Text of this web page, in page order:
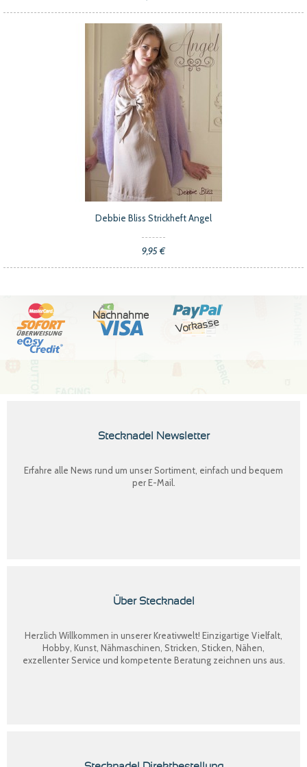
Debbie Bliss Strickheft Angel
9,95 €
Nachnahme
Vorkasse
Stecknadel Newsletter
Erfahre alle News rund um unser Sortiment, einfach und bequem
per E-Mail.
Über Stecknadel
Herzlich Willkommen in unserer Kreativwelt! Einzigartige Vielfalt,
Hobby, Kunst, Nähmaschinen, Stricken, Sticken, Nähen,
exzellenter Service und kompetente Beratung zeichnen uns aus.